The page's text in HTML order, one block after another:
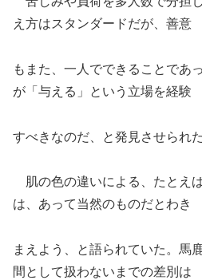
え方はスタンダードだが、善意
もまた、一人でできることであ
が「与える」という立場を経験
すべきなのだ、と発見させられた
肌の色の違いによる、たとえ
は、あって当然のものだとわき
まえよう、と語られていた。馬
間として扱わないまでの差別は